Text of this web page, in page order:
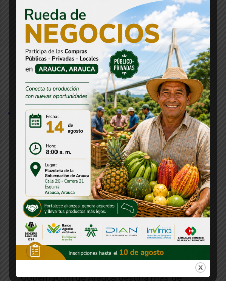
Gobernador Renson Martínez prioriza
nuevas inversiones para atender la ola
invernal sin detener el desarrollo de
Arauca
31 julio, 2026
Gobernación de Arauca destina más de